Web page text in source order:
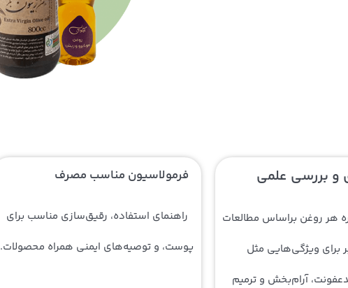
و بررسی علمی
هر روغن براساس مطالعات
برای ویژگی‌هایی مثل
آرام‌بخش و ترمیم
فرمولاسیون مناسب مصرف
راهنمای استفاده، رقیق‌سازی مناسب برای
پوست، و توصیه‌های ایمنی همراه محصولات.